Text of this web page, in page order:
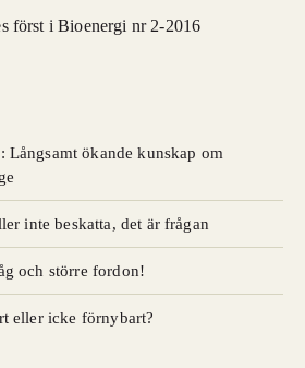
först i Bioenergi nr 2-2016
Långsamt ökande kunskap om
inte beskatta, det är frågan
och större fordon!
eller icke förnybart?